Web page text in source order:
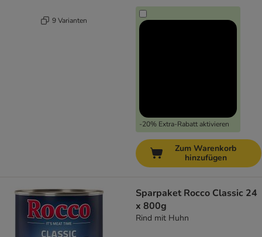
9 Varianten
-20% Extra-Rabatt aktivieren
Zum Warenkorb
hinzufügen
Sparpaket Rocco Classic 24
x 800g
Rind mit Huhn